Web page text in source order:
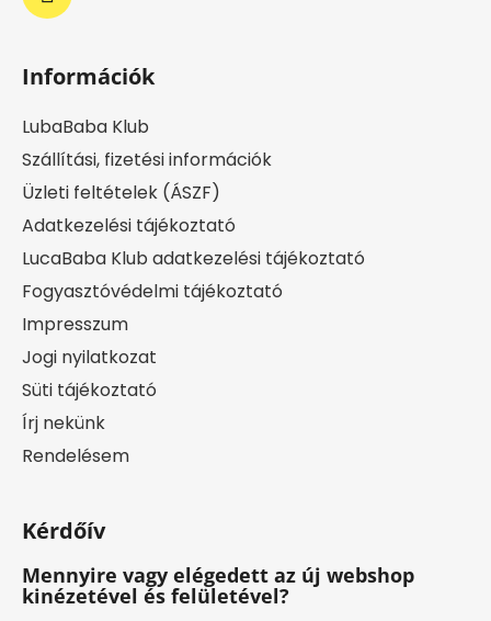
Információk
LubaBaba Klub
Szállítási, fizetési információk
Üzleti feltételek (ÁSZF)
Adatkezelési tájékoztató
LucaBaba Klub adatkezelési tájékoztató
Fogyasztóvédelmi tájékoztató
Impresszum
Jogi nyilatkozat
Süti tájékoztató
Írj nekünk
Rendelésem
Kérdőív
Mennyire vagy elégedett az új webshop
kinézetével és felületével?